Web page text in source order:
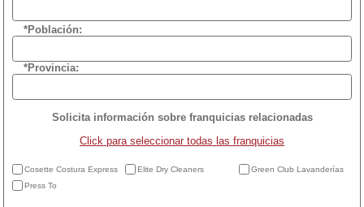
*Población:
*Provincia:
Solicita información sobre franquicias relacionadas
Click para seleccionar todas las franquicias
Cosette Costura Express Elite Dry Cleaners
Green Club Lavanderías
Press To